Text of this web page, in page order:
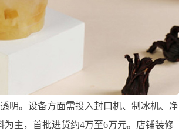
。设备方面需投入封口机、制冰机、净
主，首批进货约4万至6万元。店铺装修